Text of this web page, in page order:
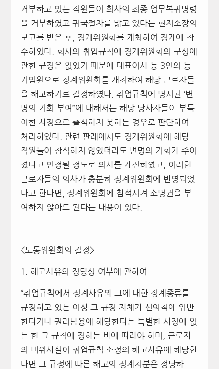
거부하고 있는 직원들이 회사의 최종 업무복귀명령
을 거부하였고 귀국절차를 밟고 있다는 현지소장의
보고를 받은 후, 징계위원회를 개최하여 징계에 착
수하였다. 회사의 취업규칙에 징계위원회의 구성에
관한 규정은 없었기 때문에 대표이사 등 3인의 등
기임원으로 징계위원회를 개최하여 해당 근로자들
을 해고하기로 결정하였다. 취업규칙에 명시된 ‘변
명의 기회 부여”에 대해서는 해당 당사자들이 부득
이한 사정으로 출석하지 못하는 경우로 판단하여
처리하였다. 관련 판례에서도 징계위원회에 해당
직원들이 참석하지 않았더라도 변명의 기회가 주어
졌다고 인정될 정도로 의사를 개진하였고, 이러한
근로자들의 의사가 충분히 징계위원회에 반영되었
다고 한다면, 징계위원회에 참석시켜 소명권을 부
여하지 않아도 된다는 내용이 있다.
<노동위원회의 결정>
1. 해고사유의 정당성 여부에 관하여
“취업규칙에서 징계사유와 그에 대한 징계종류를
규정하고 있는 이상 그 규정 자체가 신의칙에 위반
한다거나 권리남용에 해당한다는 특별한 사정에 없
는 한 그 규칙에 정하는 바에 따라야 하며, 근로자
의 비위사실이 취업규칙 소정의 해고사유에 해당한
다면 그 규정에 따른 해고의 징계처분은 정당하